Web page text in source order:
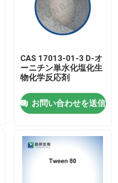
CAS 17013-01-3 D-オ
ーニチン単水化塩化生
物化学反応剤
お問い合わせを送信